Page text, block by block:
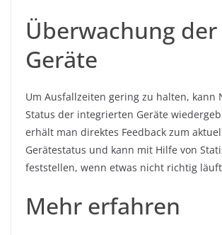
Überwachung der
Geräte
Um Ausfallzeiten gering zu halten, kann
Status der integrierten Geräte
erhält man direktes Feedback zum
Gerätestatus und kann mit Hilfe von
feststellen, wenn etwas nicht richtig
Mehr erfahren